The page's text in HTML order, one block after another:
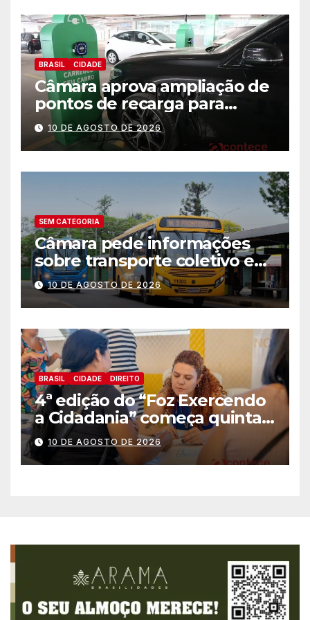
BRASIL CIDADE
Câmara aprova ampliação de
pontos de recarga para
veículos elétricos em hotéis,
supermercados e centros
comerciais
10 DE AGOSTO DE 2026
SEM CATEGORIA
Câmara pede informações
sobre transporte coletivo e
melhorias na mobilidade em
Foz
10 DE AGOSTO DE 2026
BRASIL CIDADE DIREITO
4ª edição do “Foz Exercendo
a Cidadania” começa quinta-
feira (13) com oferta de
serviços essenciais e
gratuitos
10 DE AGOSTO DE 2026